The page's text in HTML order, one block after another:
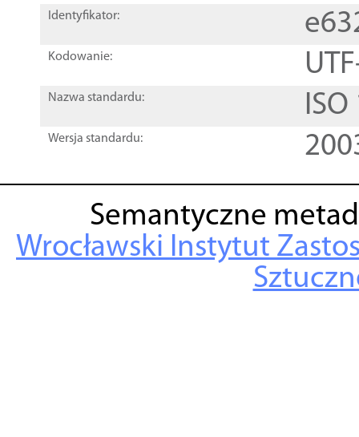
Identyfikator:
Kodowanie:
Nazwa standardu:
Wersja standardu:
Semantyczne
Wrocławski Instytut